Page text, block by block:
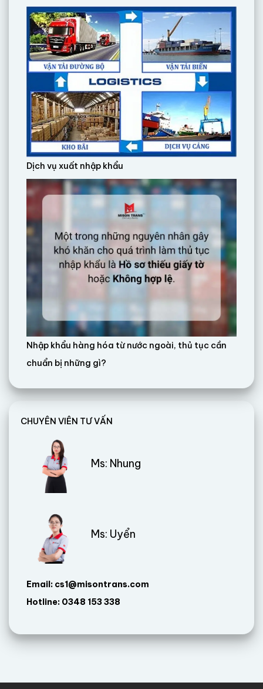
Dịch vụ xuất nhập khẩu
Nhập khẩu hàng hóa từ nước ngoài, thủ tục cần
chuẩn bị những gì?
CHUYÊN VIÊN TƯ VẤN
Ms: Nhung
Ms: Uyển
Email: cs1@misontrans.com
Hotline: 0348 153 338